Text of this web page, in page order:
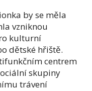
by se měla
vzniknou
kulturní
dětské hřiště.
centrem
skupiny
trávení